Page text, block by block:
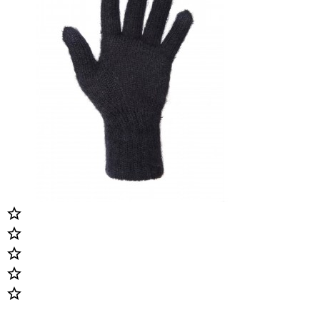




